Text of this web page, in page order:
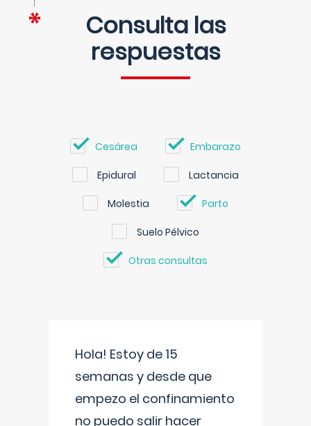
Consulta las
respuestas
Cesárea Embarazo
Epidural Lactancia
Molestia Parto
Suelo Pélvico
Otras consultas
Hola! Estoy de 15
semanas y desde que
empezo el confinamiento
no puedo salir hacer